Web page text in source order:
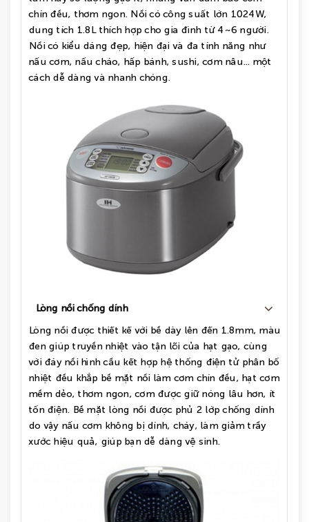
chín đều, thơm ngon. Nồi có công suất lớn 1024W,
dung tích 1.8L thích hợp cho gia đình từ 4~6 người.
Nồi có kiểu dáng đẹp, hiện đại và đa tính năng như
nấu cơm, nấu cháo, hấp bánh, sushi, cơm nâu... một
cách dễ dàng và nhanh chóng.
Lòng nồi chống dính
Lòng nồi được thiết kế với bề dày lên đến 1.8mm, màu
đen giúp truyền nhiệt vào tận lõi của hạt gạo, cùng
với đáy nồi hình cầu kết hợp hệ thống điện tử phân bố
nhiệt đều khắp bề mặt nồi làm cơm chín đều, hạt cơm
mềm dẻo, thơm ngon, cơm được giữ nóng lâu hơn, ít
tốn điện. Bề mặt lòng nồi được phủ 2 lớp chống dính
do vậy nấu cơm không bị dính, cháy, làm giảm trầy
xước hiệu quả, giúp bạn dễ dàng vệ sinh.